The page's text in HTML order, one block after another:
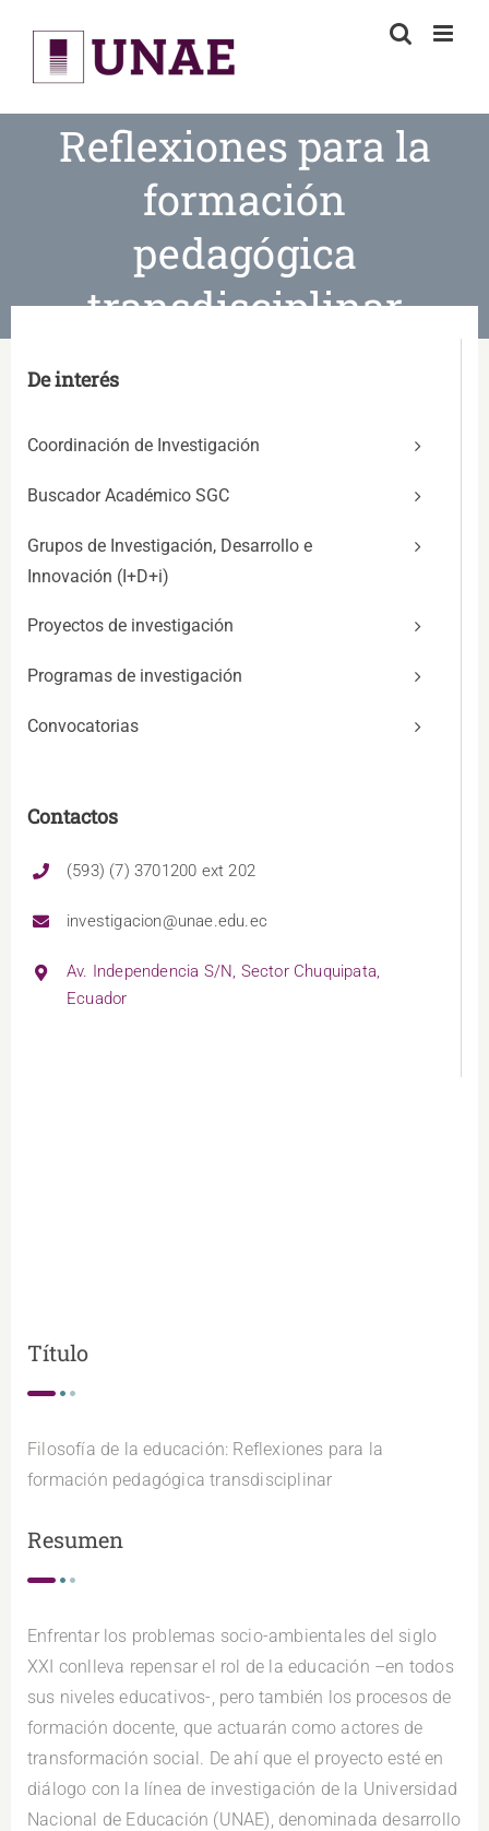
content
Reflexiones para la
formación
pedagógica
transdisciplinar
De interés
Coordinación de Investigación
Buscador Académico SGC
Grupos de Investigación, Desarrollo e
Innovación (I+D+i)
Proyectos de investigación
Programas de investigación
Convocatorias
Contactos
(593) (7) 3701200 ext 202
investigacion@unae.edu.ec
Av. Independencia S/N, Sector Chuquipata,
Ecuador
Título
Filosofía de la educación: Reflexiones para la
formación pedagógica transdisciplinar
Resumen
Enfrentar los problemas socio-ambientales del siglo
XXI conlleva repensar el rol de la educación –en todos
sus niveles educativos-, pero también los procesos de
formación docente, que actuarán como actores de
transformación social. De ahí que el proyecto esté en
diálogo con la línea de investigación de la Universidad
Nacional de Educación (UNAE), denominada desarrollo